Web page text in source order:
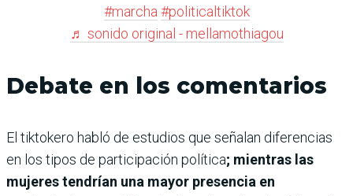
#marcha #politicaltiktok
♬ sonido original - mellamothiagou
Debate en los comentarios
El tiktokero habló de estudios que señalan diferencias
en los tipos de participación política; mientras las
mujeres tendrían una mayor presencia en